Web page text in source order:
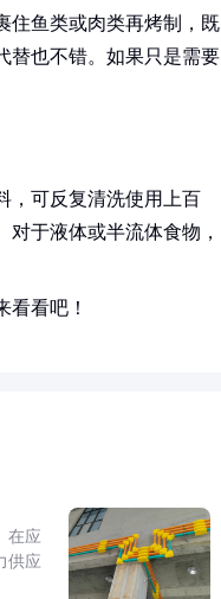
住鱼类或肉类再烤制，既
替也不错。如果只是需要
，可反复清洗使用上百
于液体或半流体食物，
看吧！
在应
供应